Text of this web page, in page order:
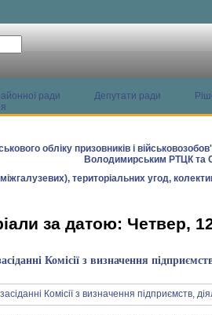
ради Депутати ради
обліку призовників і
Володимирським РТЦК та
територіальних угод,
за датою: Четвер,
Комісії з визначення